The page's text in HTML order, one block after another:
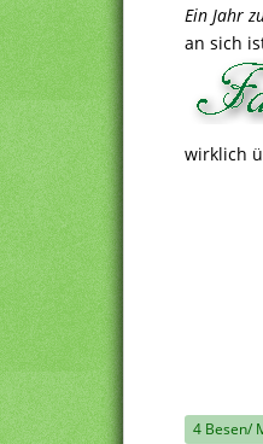
Ein Jahr
an sich
wirklich
4 Besen/